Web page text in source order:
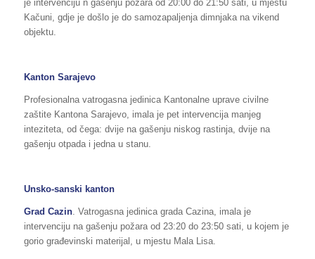
je intervenciju n gašenju požara od 20:00 do 21:50 sati, u mjestu
Kačuni, gdje je došlo je do samozapaljenja dimnjaka na vikend
objektu.
Kanton Sarajevo
Profesionalna vatrogasna jedinica Kantonalne uprave civilne
zaštite Kantona Sarajevo, imala je pet intervencija manjeg
inteziteta, od čega: dvije na gašenju niskog rastinja, dvije na
gašenju otpada i jedna u stanu.
Unsko-sanski kanton
Grad Cazin. Vatrogasna jedinica grada Cazina, imala je
intervenciju na gašenju požara od 23:20 do 23:50 sati, u kojem je
gorio građevinski materijal, u mjestu Mala Lisa.